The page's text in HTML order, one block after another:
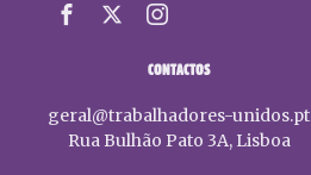
CONTACTOS
geral@trabalhadores-unidos.pt
Rua Bulhão Pato 3A, Lisboa